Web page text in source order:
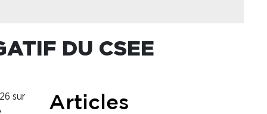
DU CSEE
sur
,
Articles